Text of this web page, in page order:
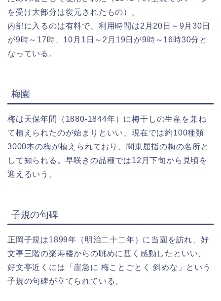
を受け大部分は復元されたもの）。
内部に入るのは有料で、利用時間は2月20日～9月30日
が9時～17時、10月1日～2月19日が9時～16時30分と
なっている。
梅園
梅は天保年間（1880-1844年）に梅干しの生産を兼ね
て植えられたのが始まりといい、現在では約100種類
3000本の梅が植えられており、関東屈指の梅の名所と
して知られる。早咲きの品種では12月下旬から見頃を
迎えるいう。
子規の句碑
正岡子規は1899年（明治二十二年）に当園を訪れ、好
文亭三階の楽寿楼からの眺めに甚く感動したといい、
好文亭近くには「崖急に 梅ことごとく 斜めな」という
子規の句碑が立てられている。